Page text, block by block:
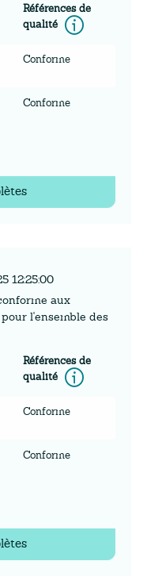
Références de
qualité
Conforme
Conforme
12:25:00
aux
l'ensemble des
Références de
qualité
Conforme
Conforme